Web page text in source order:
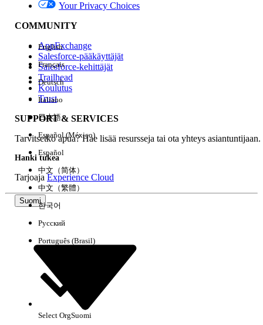
Edition
Kokemus
Tyhjennä kaikki Valmis
Your Privacy Choices
COMMUNITY
AppExchange
Salesforce-pääkäyttäjät
Salesforce-kehittäjät
Trailhead
Koulutus
Trust
SUPPORT & SERVICES
Tarvitsetko apua? Hae lisää resursseja tai ota yhteys asiantuntijaan.
Hanki tukea
TarjoajaExperience Cloud
Suomi
English
Français
Deutsch
Italiano
日本語
Español (México)
Español
中文（简体）
中文（繁體）
한국어
Русский
Português (Brasil)
Select OrgSuomi